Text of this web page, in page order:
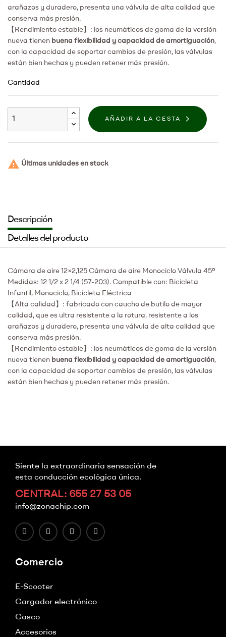
arañazos y duradero, presenta una válvula de alta calidad que
conserva más presión.
【Rendimiento estable】: los neumáticos de goma de la versión
nueva tienen buena flexibilidad y capacidad de amortiguación,
con la capacidad de soportar cambios de presión, las válvulas
están bien hechas y pueden retener más presión.
Cantidad
AÑADIR A LA CESTA
 Últimas unidades en stock
Descripción
Detalles del producto
Cámara de aire 12×2,125 Cámara de aire Monociclo Válvula 45º
Medidas: 12 1/2 x 2 1/4 (57-203). Compatible con: Bicicleta
Infantil, Monociclo, Bicicleta Eléctrica
【Alta calidad】: fabricado con caucho de butilo de mayor
calidad, que es ultra resistente a la rotura, resistente a los
arañazos y duradero, presenta una válvula de alta calidad que
conserva más presión.
【Rendimiento estable】: los neumáticos de goma de la versión
nueva tienen buena flexibilidad y capacidad de amortiguación,
con la capacidad de soportar cambios de presión, las válvulas
están bien hechas y pueden retener más presión.
Siente la extraordinaria sensación de
esta conducción ecológica única.
CENTRAL: 655 27 53 05
info@zonachip.com
Comercio
E-Scooter
Cargador electrónico
Casco
Accesorios